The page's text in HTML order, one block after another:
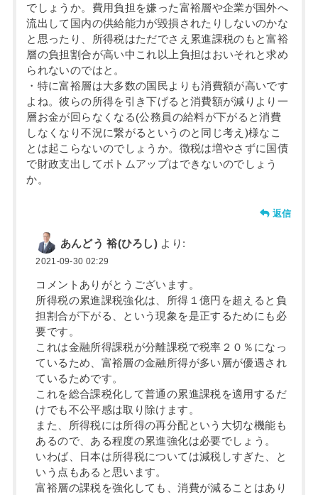
でしょうか。費用負担を嫌った富裕層や企業が国外へ
流出して国内の供給能力が毀損されたりしないのかな
と思ったり、所得税はただでさえ累進課税のもと富裕
層の負担割合が高い中これ以上負担はおいそれと求め
られないのではと。
・特に富裕層は大多数の国民よりも消費額が高いです
よね。彼らの所得を引き下げると消費額が減りより一
層お金が回らなくなる(公務員の給料が下がると消費
しなくなり不況に繋がるというのと同じ考え)様なこ
とは起こらないのでしょうか。徴税は増やさずに国債
で財政支出してボトムアップはできないのでしょう
か。
返信
あんどう 裕(ひろし) より:
2021-09-30 02:29
コメントありがとうございます。
所得税の累進課税強化は、所得１億円を超えると負
担割合が下がる、という現象を是正するためにも必
要です。
これは金融所得課税が分離課税で税率２０％になっ
ているため、富裕層の金融所得が多い層が優遇され
ているためです。
これを総合課税化して普通の累進課税を適用するだ
けでも不公平感は取り除けます。
また、所得税には所得の再分配という大切な機能も
あるので、ある程度の累進強化は必要でしょう。
いわば、日本は所得税については減税しすぎた、と
いう点もあると思います。
富裕層の課税を強化しても、消費が減ることはあり